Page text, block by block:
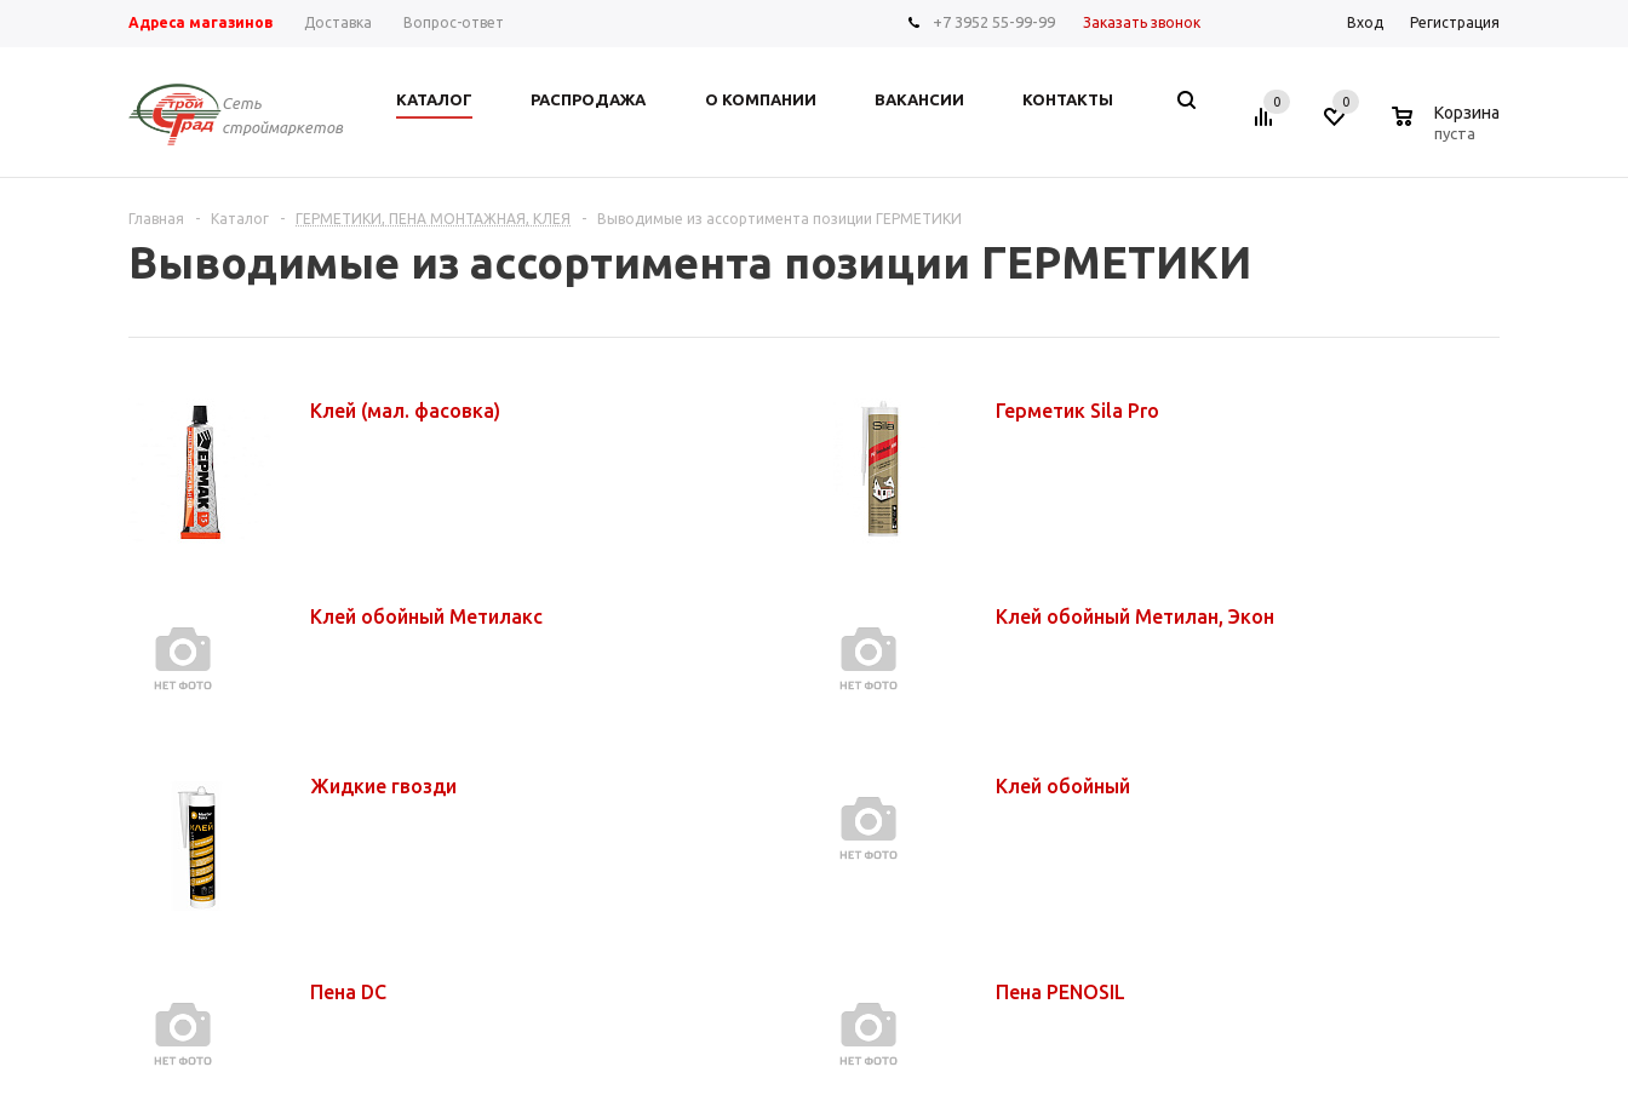
Адреса магазинов Доставка Вопрос-ответ +7 3952 55-99-99 Заказать звонок Вход Регистрация
Сеть
строймаркетов
КАТАЛОГ РАСПРОДАЖА О КОМПАНИИ ВАКАНСИИ КОНТАКТЫ 0 0
Корзина
пуста
Главная - Каталог - ГЕРМЕТИКИ, ПЕНА МОНТАЖНАЯ, КЛЕЯ - Выводимые из ассортимента позиции ГЕРМЕТИКИ
Выводимые из ассортимента позиции ГЕРМЕТИКИ
Клей (мал. фасовка) Герметик Sila Pro
Клей обойный Метилакс Клей обойный Метилан, Экон
Жидкие гвозди Клей обойный
Пена DC Пена PENOSIL